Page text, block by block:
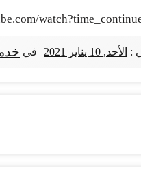
: الأحد, 10 يناير 2021 في